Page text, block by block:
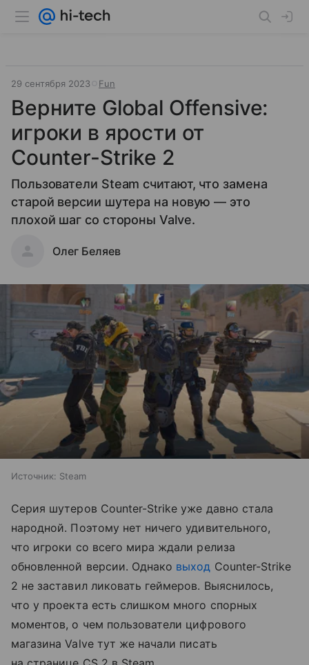
29 сентября 2023 Fun
Верните Global Offensive:
игроки в ярости от
Counter-Strike 2
Пользователи Steam считают, что замена
старой версии шутера на новую — это
плохой шаг со стороны Valve.
Олег Беляев
Источник: Steam
Серия шутеров Counter-Strike уже давно стала
народной. Поэтому нет ничего удивительного,
что игроки со всего мира ждали релиза
обновленной версии. Однако выход Counter-Strike
2 не заставил ликовать геймеров. Выяснилось,
что у проекта есть слишком много спорных
моментов, о чем пользователи цифрового
магазина Valve тут же начали писать